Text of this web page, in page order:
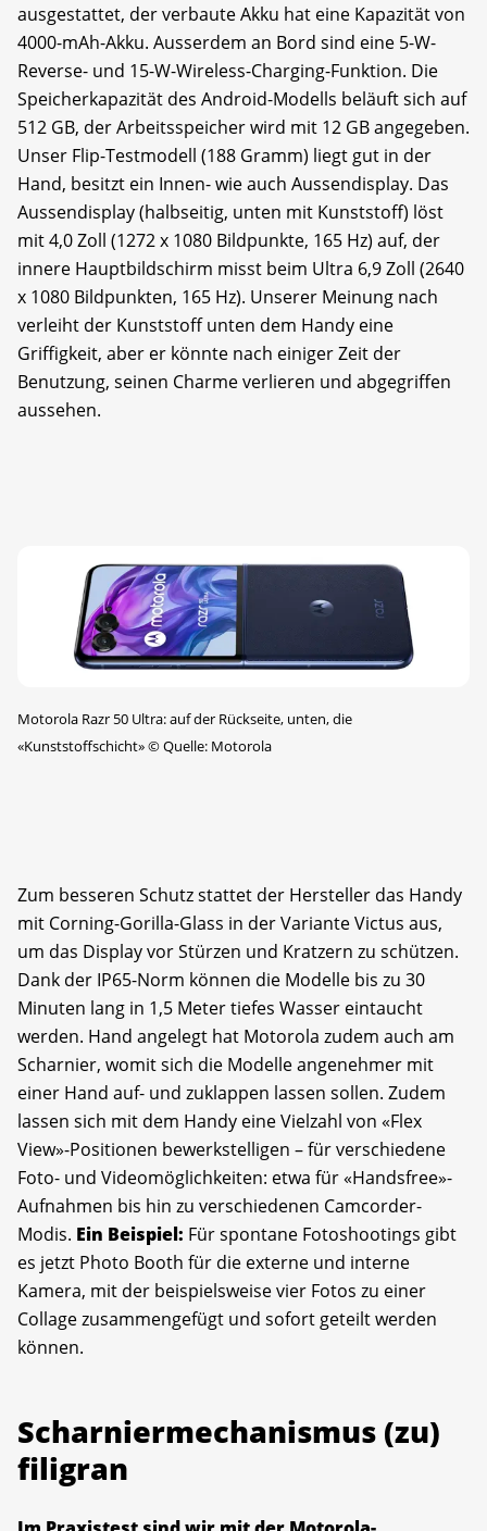
ausgestattet, der verbaute Akku hat eine Kapazität von
4000-mAh-Akku. Ausserdem an Bord sind eine 5-W-
Reverse- und 15-W-Wireless-Charging-Funktion. Die
Speicherkapazität des Android-Modells beläuft sich auf
512 GB, der Arbeitsspeicher wird mit 12 GB angegeben.
Unser Flip-Testmodell (188 Gramm) liegt gut in der
Hand, besitzt ein Innen- wie auch Aussendisplay. Das
Aussendisplay (halbseitig, unten mit Kunststoff) löst
mit 4,0 Zoll (1272 x 1080 Bildpunkte, 165 Hz) auf, der
innere Hauptbildschirm misst beim Ultra 6,9 Zoll (2640
x 1080 Bildpunkten, 165 Hz). Unserer Meinung nach
verleiht der Kunststoff unten dem Handy eine
Griffigkeit, aber er könnte nach einiger Zeit der
Benutzung, seinen Charme verlieren und abgegriffen
aussehen.
Motorola Razr 50 Ultra: auf der Rückseite, unten, die
«Kunststoffschicht»©Quelle: Motorola
Zum besseren Schutz stattet der Hersteller das Handy
mit Corning-Gorilla-Glass in der Variante Victus aus,
um das Display vor Stürzen und Kratzern zu schützen.
Dank der IP65-Norm können die Modelle bis zu 30
Minuten lang in 1,5 Meter tiefes Wasser eintaucht
werden. Hand angelegt hat Motorola zudem auch am
Scharnier, womit sich die Modelle angenehmer mit
einer Hand auf- und zuklappen lassen sollen. Zudem
lassen sich mit dem Handy eine Vielzahl von «Flex
View»-Positionen bewerkstelligen – für verschiedene
Foto- und Videomöglichkeiten: etwa für «Handsfree»-
Aufnahmen bis hin zu verschiedenen Camcorder-
Modis. Ein Beispiel: Für spontane Fotoshootings gibt
es jetzt Photo Booth für die externe und interne
Kamera, mit der beispielsweise vier Fotos zu einer
Collage zusammengefügt und sofort geteilt werden
können.
Scharniermechanismus (zu)
filigran